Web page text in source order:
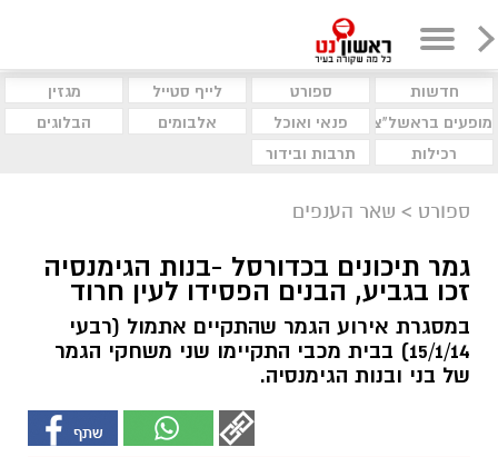
חדשות ספורט לייף סטייל
מגזין
מופעים בראשל"צ
פנאי ואוכל אלבומים
הבלוגים
רכילות
תרבות ובידור
ספורט > שאר הענפים
גמר תיכונים בכדורסל -בנות הגימנסיה
זכו בגביע, הבנים הפסידו לעין חרוד
במסגרת אירוע הגמר שהתקיים אתמול (רבעי
15/1/14) בבית מכבי התקיימו שני משחקי הגמר
של בני ובנות הגימנסיה.